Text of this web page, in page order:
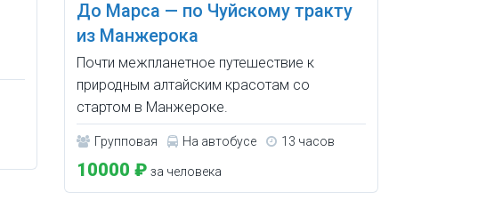
До Марса — по Чуйскому тракту
из Манжерока
Почти межпланетное путешествие к
природным алтайским красотам со
стартом в Манжероке.
Групповая На автобусе 13 часов
10000 ₽ за человека